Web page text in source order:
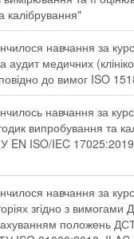
калібрування"
навчання за
аудит медичних
до вимог ISO
навчання за
випробування та
EN ISO/IEC
навчання за
згідно з
положень